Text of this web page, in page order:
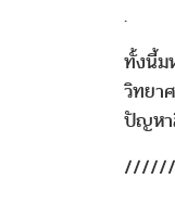
.
ทั้งนี้ม
วิทยา
ปัญหา